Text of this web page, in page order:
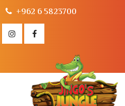
+962 6 5823700